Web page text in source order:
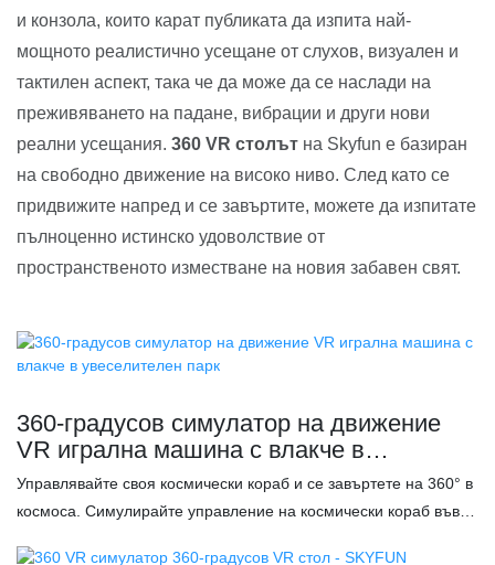
и конзола, които карат публиката да изпита най-
мощното реалистично усещане от слухов, визуален и
тактилен аспект, така че да може да се наслади на
преживяването на падане, вибрации и други нови
реални усещания. 360 VR столът на Skyfun е базиран
на свободно движение на високо ниво. След като се
придвижите напред и се завъртите, можете да изпитате
пълноценно истинско удоволствие от
пространственото изместване на новия забавен свят.
360-градусов симулатор на движение
VR игрална машина с влакче в
увеселителен парк
Управлявайте своя космически кораб и се завъртете на 360° в
космоса. Симулирайте управление на космически кораб във